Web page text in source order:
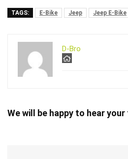
TAGS: E-Bike Jeep Jeep E-Bike
D-Bro
We will be happy to hear